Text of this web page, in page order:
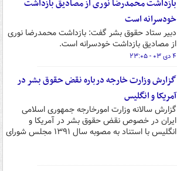
بازداشت محمدرضا نوری از مصادیق بازداشت
خودسرانه است
دبیر ستاد حقوق بشر گفت: بازداشت محمدرضا نوری
از مصادیق بازداشت خودسرانه است.
۴ دی ۰۳ - ۲۳:۰۵
گزارش وزارت خارجه درباره نقض حقوق بشر در
آمریکا و انگلیس
گزارش سالانه وزارت امورخارجه جمهوری اسلامی
ایران در خصوص نقض حقوق بشر در آمریکا و
انگلیس با استناد به مصوبه سال ۱۳۹۱ مجلس شورای